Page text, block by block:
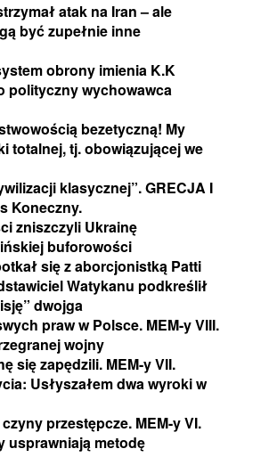
atak na Iran – ale
być zupełnie inne
obrony imienia K.K
polityczny wychowawca
bezetyczną! My
totalnej, tj. obowiązującej we
klasycznej”. GRECJA I
Koneczny.
zniszczyli Ukrainę
buforowości
się z aborcjonistką Patti
Watykanu podkreślił
dwojga
praw w Polsce. MEM-y VIII.
wojny
się zapędzili. MEM-y VII.
Usłyszałem dwa wyroki w
przestępcze. MEM-y VI.
usprawniają metodę